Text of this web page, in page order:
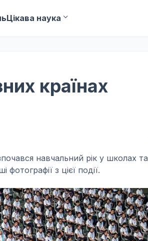
Цікава наука
країнах
навчальний рік у школах та
фотографії з цієї події.